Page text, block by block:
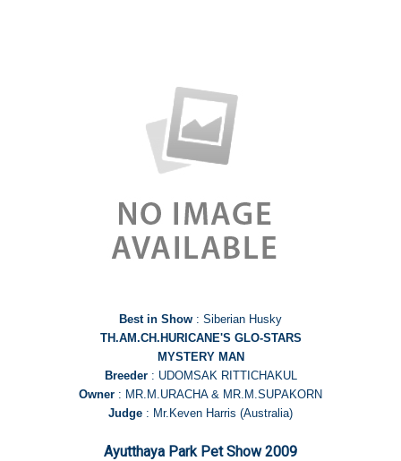
Best in Show : Siberian Husky
TH.AM.CH.HURICANE'S GLO-STARS
MYSTERY MAN
Breeder : UDOMSAK RITTICHAKUL
Owner : MR.M.URACHA & MR.M.SUPAKORN
Judge : Mr.Keven Harris (Australia)
Ayutthaya Park Pet Show 2009